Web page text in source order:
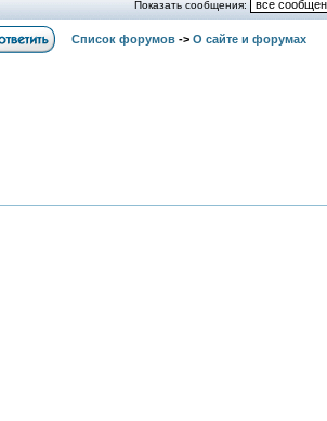
Показать сообщения:
Список форумов -> О сайте и форумах